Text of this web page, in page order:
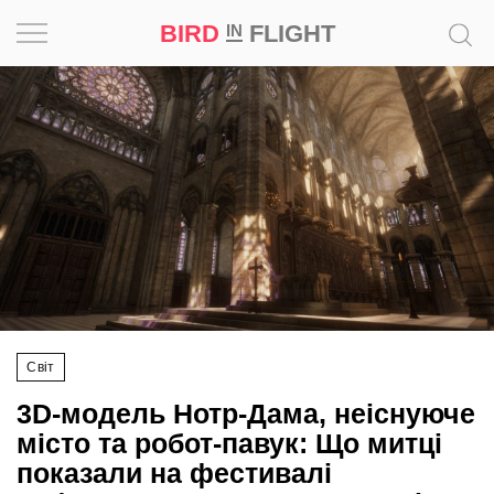
BIRD INFLIGHT
Світ
3D-модель Нотр-Дама, неіснуюче
місто та робот-павук: Що митці
показали на фестивалі